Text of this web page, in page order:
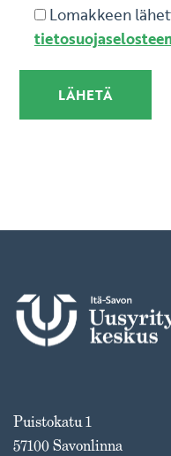
Lomakkeen
Puistokatu 1
57100 Savonlinna